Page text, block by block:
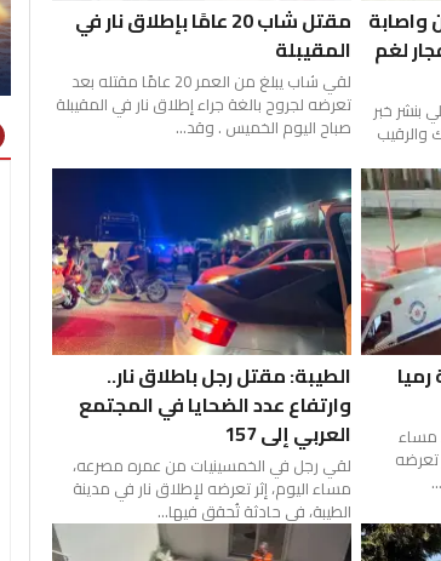
واصابة
لغم
بنشر خبر
والرقيب
مقتل شاب 20 عامًا بإطلاق نار في
المقيبلة
لقي شاب يبلغ من العمر 20 عامًا مقتله بعد
تعرضه لجروح بالغة جراء إطلاق نار في المقيبلة
صباح اليوم الخميس . وقد...
27 عاماً، مساء
تعرضه
الطيبة: مقتل رجل باطلاق نار..
وارتفاع عدد الضحايا في المجتمع
العربي إلى 157
لقي رجل في الخمسينيات من عمره مصرعه،
مساء اليوم، إثر تعرضه لإطلاق نار في مدينة
الطيبة، في حادثة تُحقق فيها...